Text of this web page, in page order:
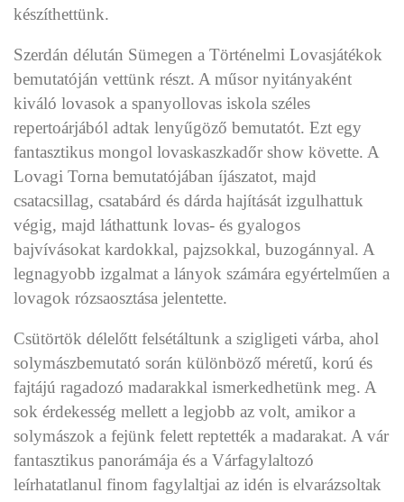
készíthettünk.
Szerdán délután Sümegen a Történelmi Lovasjátékok
bemutatóján vettünk részt. A műsor nyitányaként
kiváló lovasok a spanyollovas iskola széles
repertoárjából adtak lenyűgöző bemutatót. Ezt egy
fantasztikus mongol lovaskaszkadőr show követte. A
Lovagi Torna bemutatójában íjászatot, majd
csatacsillag, csatabárd és dárda hajítását izgulhattuk
végig, majd láthattunk lovas- és gyalogos
bajvívásokat kardokkal, pajzsokkal, buzogánnyal. A
legnagyobb izgalmat a lányok számára egyértelműen a
lovagok rózsaosztása jelentette.
Csütörtök délelőtt felsétáltunk a szigligeti várba, ahol
solymászbemutató során különböző méretű, korú és
fajtájú ragadozó madarakkal ismerkedhetünk meg. A
sok érdekesség mellett a legjobb az volt, amikor a
solymászok a fejünk felett reptették a madarakat. A vár
fantasztikus panorámája és a Várfagylaltozó
leírhatatlanul finom fagylaltjai az idén is elvarázsoltak